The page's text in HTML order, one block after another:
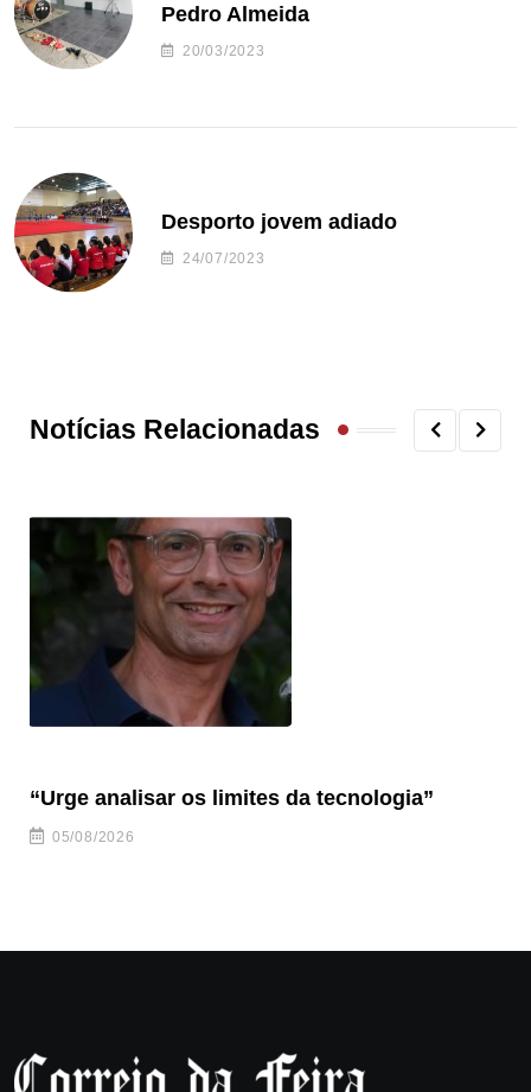
Pedro Almeida
20/03/2023
Desporto jovem adiado
24/07/2023
Notícias Relacionadas
“Urge analisar os limites da tecnologia”
05/08/2026